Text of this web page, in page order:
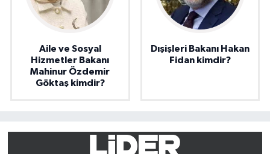
Aile ve Sosyal
Hizmetler Bakanı
Mahinur Özdemir
Göktaş kimdir?
Dışişleri Bakanı Hakan
Fidan kimdir?